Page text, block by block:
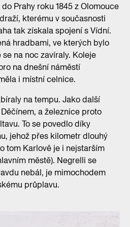
Prahy roku 1845 z Olomouce
kterému v současnosti
tak získala spojení s Vídní.
hradbami, ve kterých bylo
na noc zavíraly. Koleje
na dnešní náměstí
i místní celnice.
na tempu. Jako další
a železnice proto
To se povedlo díky
jehož přes kilometr dlouhý
tom Karlově je i nejstarším
městě). Negrelli se
nebál, je mimochodem
průplavu.